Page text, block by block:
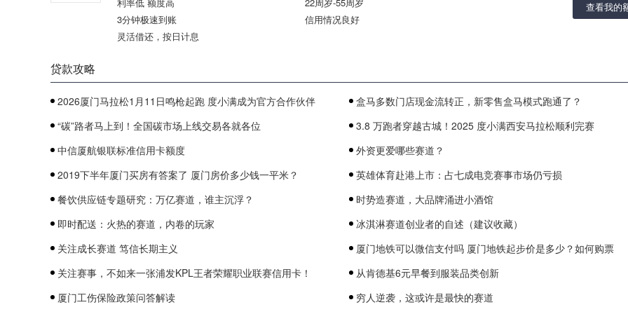
利率低 额度高
3分钟极速到账
灵活借还，按日计息
22周岁-55周岁
信用情况良好
查看我的
贷款攻略
2026厦门马拉松1月11日鸣枪起跑 度小满成为官方合作伙伴
盒马多数门店现金流转正，新零售盒马模式跑通了？
“碳”路者马上到！全国碳市场上线交易各就各位
3.8 万跑者穿越古城！2025 度小满西安马拉松顺利完赛
中信厦航银联标准信用卡额度
外资更爱哪些赛道？
2019下半年厦门买房有答案了 厦门房价多少钱一平米？
英雄体育赴港上市：占七成电竞赛事市场仍亏损
餐饮供应链专题研究：万亿赛道，谁主沉浮？
时势造赛道，大品牌涌进小酒馆
即时配送：火热的赛道，内卷的玩家
冰淇淋赛道创业者的自述（建议收藏）
关注成长赛道 笃信长期主义
厦门地铁可以微信支付吗 厦门地铁起步价是多少？如何购票
关注赛事，不如来一张浦发KPL王者荣耀职业联赛信用卡！
从肯德基6元早餐到服装品类创新
厦门工伤保险政策问答解读
穷人逆袭，这或许是最快的赛道